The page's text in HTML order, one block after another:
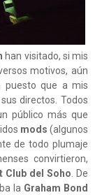
han visitado, si mis
motivos, aún
puesto que a mis
directos. Todos
público más que
mods (algunos
de todo plumaje
convirtieron,
Club del Soho. De
la Graham Bond